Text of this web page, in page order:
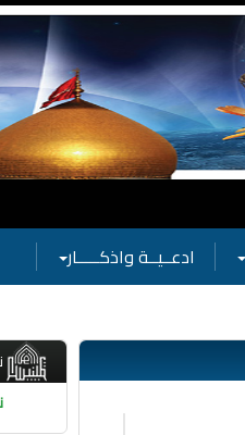
ادعــيــة واذكـــــار